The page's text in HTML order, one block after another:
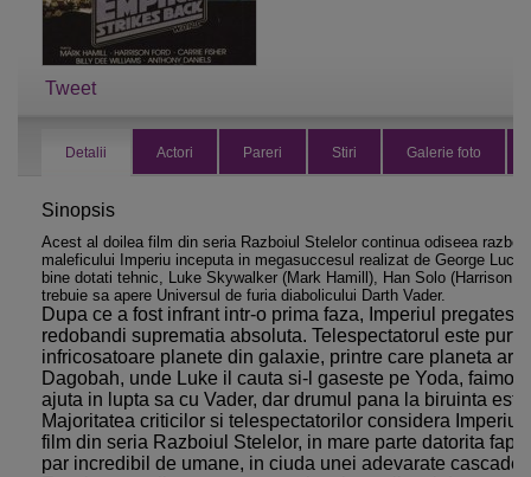
Tweet
Detalii Actori Pareri Stiri Galerie foto
Sinopsis
Acest al doilea film din seria Razboiul Stelelor continua odiseea
maleficului Imperiu inceputa in megasuccesul realizat de George
bine dotati tehnic, Luke Skywalker (Mark Hamill), Han Solo (Harrison
trebuie sa apere Universul de furia diabolicului Darth Vader.
Dupa ce a fost infrant intr-o prima faza, Imperiul
redobandi suprematia absoluta. Telespectatorul este
infricosatoare planete din galaxie, printre care planeta
Dagobah, unde Luke il cauta si-l gaseste pe Yoda,
ajuta in lupta sa cu Vader, dar drumul pana la biruinta
Majoritatea criticilor si telespectatorilor considera
film din seria Razboiul Stelelor, in mare parte datorita
par incredibil de umane, in ciuda unei adevarate cascade